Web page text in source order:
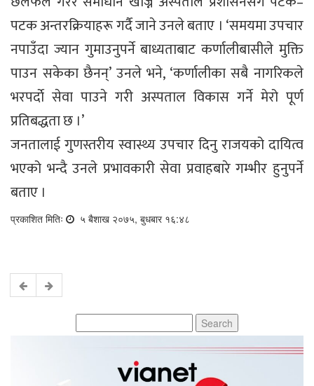
पटक अन्तरक्रियाहरू गर्दै जाने उनले बताए । ‘समयमा उपचार
नपाउँदा ज्यान गुमाउनुपर्ने बाध्यताबाट कर्णालीबासीले मुक्ति
पाउन सकेका छैनन्’ उनले भने, ‘कर्णालीका सबै नागरिकले
भरपर्दाे सेवा पाउने गरी अस्पताल विकास गर्ने मेरो पूर्ण
प्रतिबद्धता छ ।’
जनतालाई गुणस्तरीय स्वास्थ्य उपचार दिनु राजयको दायित्व
भएको भन्दै उनले प्रभावकारी सेवा प्रवाहबारे गम्भीर हुनुपर्ने
बताए ।
प्रकाशित मितिः ५ बैशाख २०७५, बुधबार १६:४८
for: